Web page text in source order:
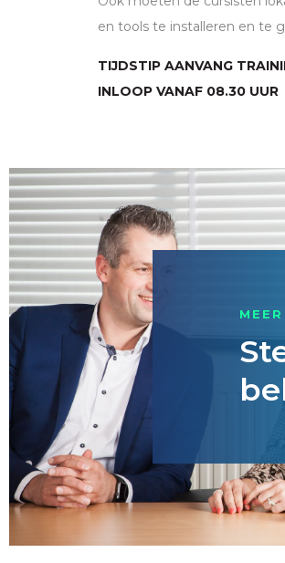
en tools te installeren en te
TIJDSTIP AANVANG
INLOOP VANAF 08.30 UUR